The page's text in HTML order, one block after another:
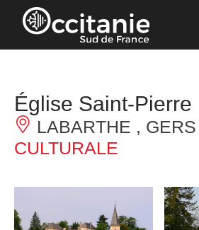
Pannello di gestione dei cookies
Église Saint-Pierre
LABARTHE ,
CULTURALE